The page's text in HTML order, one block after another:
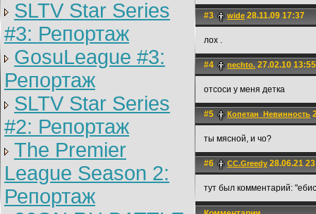
SLTV Star Series
#3: Репортаж
GosuLeague #3:
Репортаж
SLTV Star Series
#2: Репортаж
The Premier
League Season 2:
Репортаж
#3 wide 28.11.09 17:37
лох .
#4 nechto. 27.02.10 13:55
отсоси у меня детка
#5 Копетан_Невинность
ты мясной, и чо?
#6 CC.Greedy 28.06.21
тут был комментарий: